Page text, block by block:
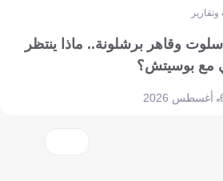
سلوت وقاهر برشلونة.. ماذا ينتظر
مع بوسيتش؟